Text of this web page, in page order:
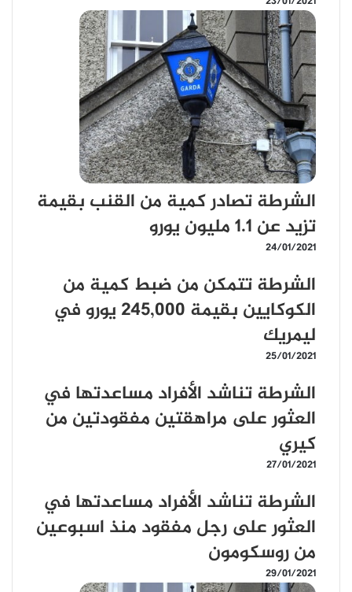
الشرطة تصادر كمية من القنب بقيمة
تزيد عن 1.1 مليون يورو
24/01/2021
الشرطة تتمكن من ضبط كمية من
الكوكايين بقيمة 245,000 يورو في
ليمريك
25/01/2021
الشرطة تناشد الأفراد مساعدتها في
العثور على مراهقتين مفقودتين من
كيري
27/01/2021
الشرطة تناشد الأفراد مساعدتها في
العثور على رجل مفقود منذ اسبوعين
من روسكومون
29/01/2021